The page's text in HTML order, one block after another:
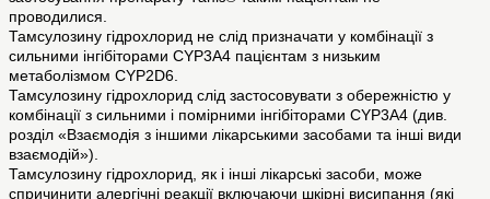
проводилися.
Тамсулозину гідрохлорид не слід призначати у комбінації з
сильними інгібіторами CYP3A4 пацієнтам з низьким
метаболізмом CYP2D6.
Тамсулозину гідрохлорид слід застосовувати з обережністю у
комбінації з сильними і помірними інгібіторами CYP3A4 (див.
розділ «Взаємодія з іншими лікарськими засобами та інші види
взаємодій»).
Тамсулозину гідрохлорид, як і інші лікарські засоби, може
спричинити алергічні реакції включаючи шкірні висипання (які